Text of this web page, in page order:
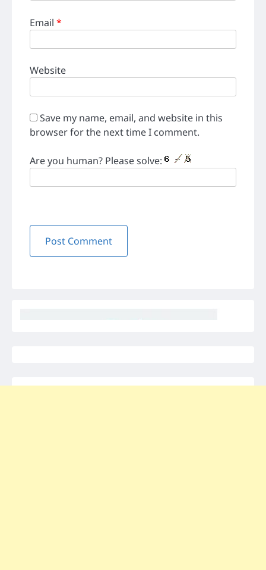
Email *
Website
Save my name, email, and website in this
browser for the next time I comment.
Are you human? Please solve: